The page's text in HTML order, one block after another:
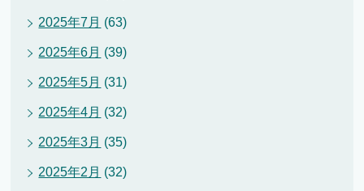
2025年7月 (63)
2025年6月 (39)
2025年5月 (31)
2025年4月 (32)
2025年3月 (35)
2025年2月 (32)